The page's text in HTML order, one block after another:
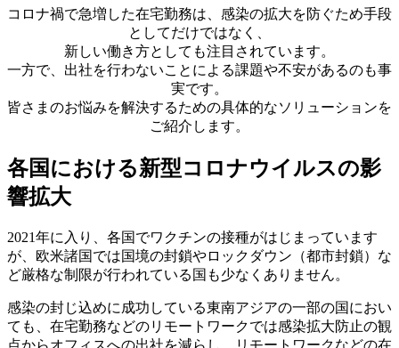
コロナ禍で急増した在宅勤務は、感染の拡大を防ぐため手段
としてだけではなく、
新しい働き方としても注目されています。
一方で、出社を行わないことによる課題や不安があるのも事
実です。
皆さまのお悩みを解決するための具体的なソリューションを
ご紹介します。
各国における新型コロナウイルスの影
響拡大
2021年に入り、各国でワクチンの接種がはじまっています
が、欧米諸国では国境の封鎖やロックダウン（都市封鎖）な
ど厳格な制限が行われている国も少なくありません。
感染の封じ込めに成功している東南アジアの一部の国におい
ても、在宅勤務などのリモートワークでは感染拡大防止の観